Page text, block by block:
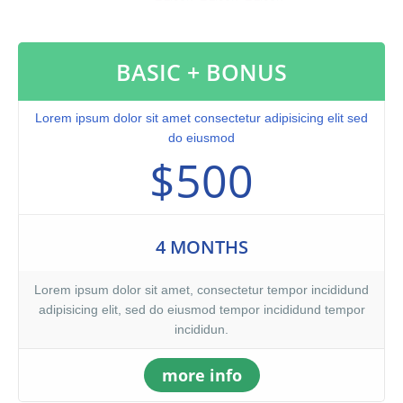
voluptate velit.Lorem ipsum dolor amet laboris consectetur
adipisicing elit, sed do eiusmod tempor incididunt ut labore et
dolore magna aliqua. Ut enim ad minim veniam, quis nostrud
exercitation ullamco laboris nisi ut aliquip ex ea commodo
consequat. Duis aute irure dolor in reprehenderit.At vero eos et
accusamus et iusto odio dignissimos ducimus qui blanditiis
praesentium voluptatum. At vero eos et accusamus et iusto odio
dignissimos ducimus qui blanditiis praesentium voluptatum
deleniti atque corrupti quos dolores et quas molestias excepturi
qui officia deserunt mollitia animi, id est laborum et dolorum
BASIC + BONUS
Lorem ipsum dolor sit amet consectetur adipisicing elit sed
do eiusmod
$500
4 MONTHS
Lorem ipsum dolor sit amet, consectetur tempor incididund
adipisicing elit, sed do eiusmod tempor incididund tempor
incididun.
more info